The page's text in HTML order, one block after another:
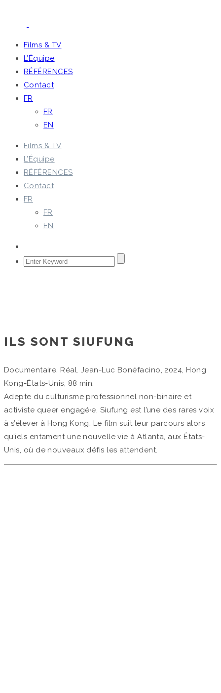
Films & TV
L’Équipe
RÉFÉRENCES
Contact
FR
FR
EN
Films & TV
L’Équipe
RÉFÉRENCES
Contact
FR
FR
EN
ILS SONT SIUFUNG
Documentaire. Réal. Jean-Luc Bonéfacino, 2024, Hong
Kong-États-Unis, 88 min.
Adepte du culturisme professionnel non-binaire et
activiste queer engagé·e, Siufung est l’une des rares voix
à s’élever à Hong Kong. Le film suit leur parcours alors
qu’iels entament une nouvelle vie à Atlanta, aux États-
Unis, où de nouveaux défis les attendent.